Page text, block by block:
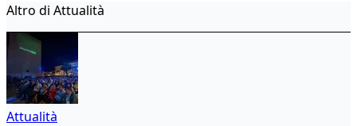
Altro di Attualità
Attualità